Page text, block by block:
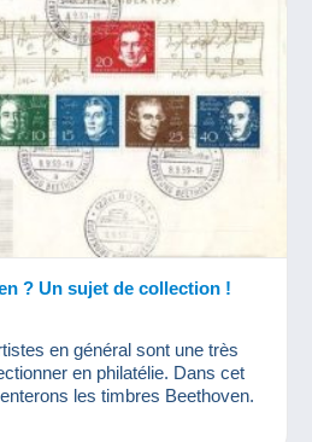
? Un sujet de collection !
en général sont une très
en philatélie. Dans cet
les timbres Beethoven.